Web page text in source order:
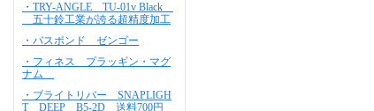
・TRY-ANGLE TU-01v Black
五十鈴工業が誇る超精度加工
・バスポンド ゼンゴー
・フィネス プラッギン・マグ
ナム
・ブライトリバー SNAPLIGH
T DEEP B5-2D 送料700円